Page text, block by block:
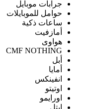
جرابات موبايل
حوامل للموبايلات
ساعات ذكية
أمازفيت
هواوى
CMF NOTHING
أبل
أمايا
انفينكس
اوتيتو
اورايمو